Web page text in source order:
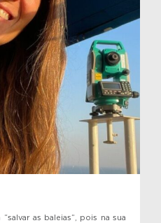
as baleias”, pois na sua